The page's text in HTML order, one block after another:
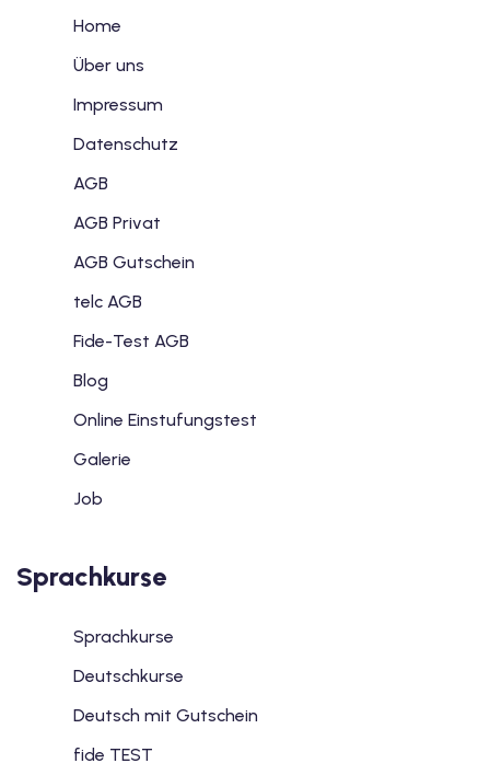
Home
Über uns
Impressum
Datenschutz
AGB
AGB Privat
AGB Gutschein
telc AGB
Fide-Test AGB
Blog
Online Einstufungstest
Galerie
Job
Sprachkurse
Sprachkurse
Deutschkurse
Deutsch mit Gutschein
fide TEST